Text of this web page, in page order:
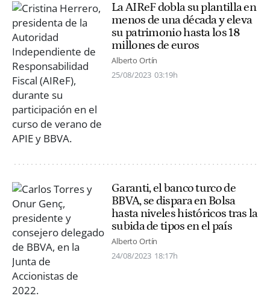
La AIReF dobla su plantilla en
menos de una década y eleva
su patrimonio hasta los 18
millones de euros
Alberto Ortín
25/08/2023 03:19h
Garanti, el banco turco de
BBVA, se dispara en Bolsa
hasta niveles históricos tras la
subida de tipos en el país
Alberto Ortín
24/08/2023 18:17h